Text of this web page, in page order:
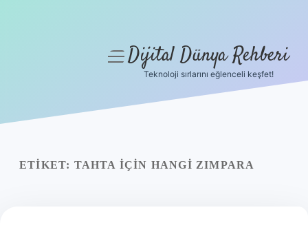
Yasal Uyarı
menüyüDijital Dünya Rehberi
Teknoloji sırlarını eğlenceli keşfet!
ETIKET: TAHTA IÇIN HANGI ZIMPARA